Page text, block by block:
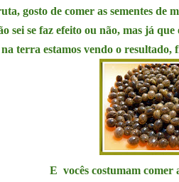
gosto de comer as sementes
sei se faz efeito ou não, mas já
terra estamos vendo o resultado,
E vocês costumam comer